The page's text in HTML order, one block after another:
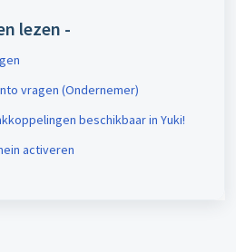
lezen -
vragen (Ondernemer)
beschikbaar in Yuki!
activeren